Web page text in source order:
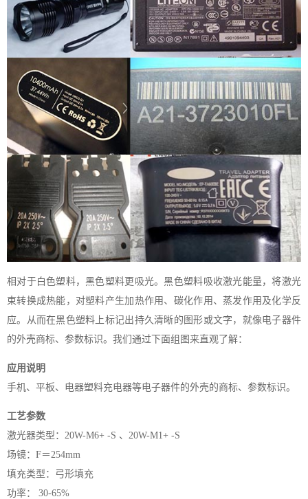
相对于白色塑料，黑色塑料更吸光。黑色塑料吸收激光能量，将激光
束转换成热能，对塑料产生加热作用、碳化作用、蒸发作用及化学反
应。从而在黑色塑料上标记出持久清晰的图形或文字，就像电子器件
的外壳商标、参数标识。我们通过下面组图来直观了解：
应用说明
手机、平板、电器塑料充电器等电子器件的外壳的商标、参数标识。
工艺参数
激光器类型：20W-M6+ -S 、20W-M1+ -S
场镜：F＝254mm
填充类型：弓形填充
功率： 30-65%